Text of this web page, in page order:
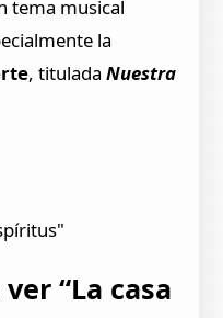
tema musical
la
, titulada Nuestra
“La casa